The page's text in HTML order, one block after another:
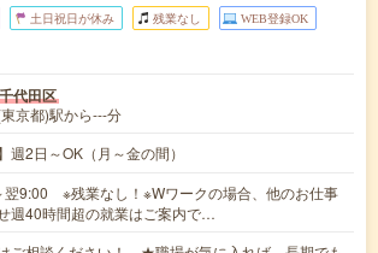
土日祝日が休み 残業なし WEB登録OK
代田区
京都)駅から---分
週2日～OK（月～金の間）
翌9:00 ※残業なし！※Wワークの場合、他のお仕事
週40時間超の就業はご案内で…